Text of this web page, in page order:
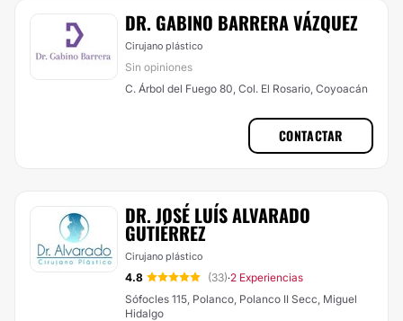
DR. GABINO BARRERA VÁZQUEZ
Cirujano plástico
Sin opiniones
C. Árbol del Fuego 80, Col. El Rosario, Coyoacán
CONTACTAR
DR. JOSÉ LUÍS ALVARADO
GUTIÉRREZ
Cirujano plástico
4.8 (33)·2 Experiencias
Sófocles 115, Polanco, Polanco II Secc, Miguel
Hidalgo